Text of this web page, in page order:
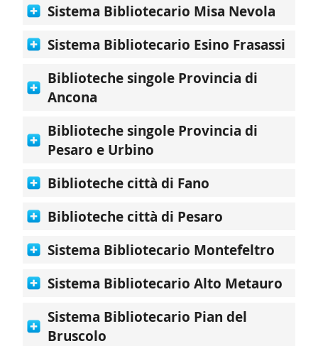
Sistema Bibliotecario Misa Nevola
Sistema Bibliotecario Esino Frasassi
Biblioteche singole Provincia di
Ancona
Biblioteche singole Provincia di
Pesaro e Urbino
Biblioteche città di Fano
Biblioteche città di Pesaro
Sistema Bibliotecario Montefeltro
Sistema Bibliotecario Alto Metauro
Sistema Bibliotecario Pian del
Bruscolo